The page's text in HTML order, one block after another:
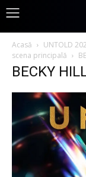
Acasă
UNTOLD
scena principală
BECKY